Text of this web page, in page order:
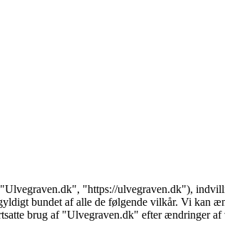
"https://ulvegraven.dk"),
bundet af alle de følgende vilkår. Vi kan
brug af "Ulvegraven.dk" efter ændringer